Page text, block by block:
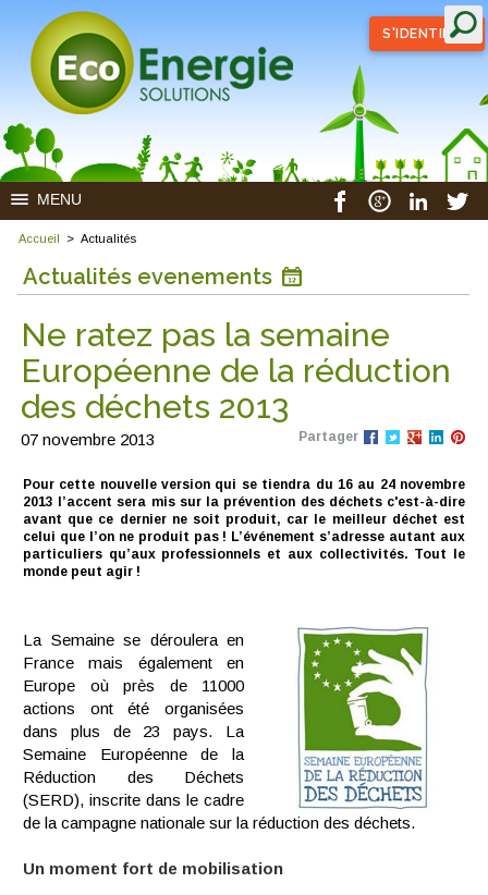
S'IDENTIFIER
MENU
Accueil > Actualités
Actualités evenements
Ne ratez pas la semaine
Européenne de la réduction
des déchets 2013
07 novembre 2013 Partager
Pour cette nouvelle version qui se tiendra du 16 au 24 novembre
2013 l’accent sera mis sur la prévention des déchets c'est-à-dire
avant que ce dernier ne soit produit, car le meilleur déchet est
celui que l’on ne produit pas ! L’événement s’adresse autant aux
particuliers qu’aux professionnels et aux collectivités. Tout le
monde peut agir !
La Semaine se déroulera en
France mais également en
Europe où près de 11000
actions ont été organisées
dans plus de 23 pays. La
Semaine Européenne de la
Réduction des Déchets
(SERD), inscrite dans le cadre
de la campagne nationale sur la réduction des déchets.
Un moment fort de mobilisation